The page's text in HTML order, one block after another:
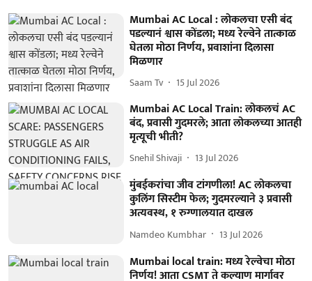
Mumbai AC Local : लोकलचा एसी बंद
पडल्यानं श्वास कोंडला; मध्य रेल्वेने तात्काळ
घेतला मोठा निर्णय, प्रवाशांना दिलासा
मिळणार
Saam Tv 15 Jul 2026
Mumbai AC Local Train: लोकलचं AC
बंद, प्रवासी गुदमरले; आता लोकलच्या आतही
मृत्यूची भीती?
Snehil Shivaji 13 Jul 2026
मुंबईकरांचा जीव टांगणीला! AC लोकलचा
कुलिंग सिस्टीम फेल; गुदमरल्याने ३ प्रवासी
अत्यवस्थ, १ रुग्णालयात दाखल
Namdeo Kumbhar 13 Jul 2026
Mumbai local train: मध्य रेल्वेचा मोठा
निर्णय! आता CSMT ते कल्याण मार्गावर